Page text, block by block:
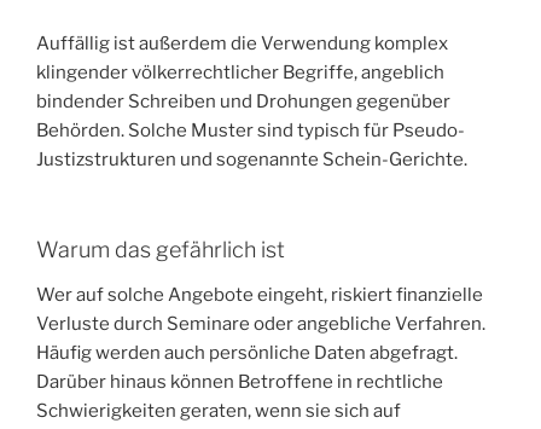
Auffällig ist außerdem die Verwendung komplex
klingender völkerrechtlicher Begriffe, angeblich
bindender Schreiben und Drohungen gegenüber
Behörden. Solche Muster sind typisch für Pseudo-
Justizstrukturen und sogenannte Schein-Gerichte.
Warum das gefährlich ist
Wer auf solche Angebote eingeht, riskiert finanzielle
Verluste durch Seminare oder angebliche Verfahren.
Häufig werden auch persönliche Daten abgefragt.
Darüber hinaus können Betroffene in rechtliche
Schwierigkeiten geraten, wenn sie sich auf